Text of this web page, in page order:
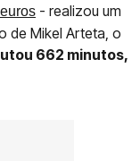
- realizou um
de Mikel Arteta, o
662 minutos,